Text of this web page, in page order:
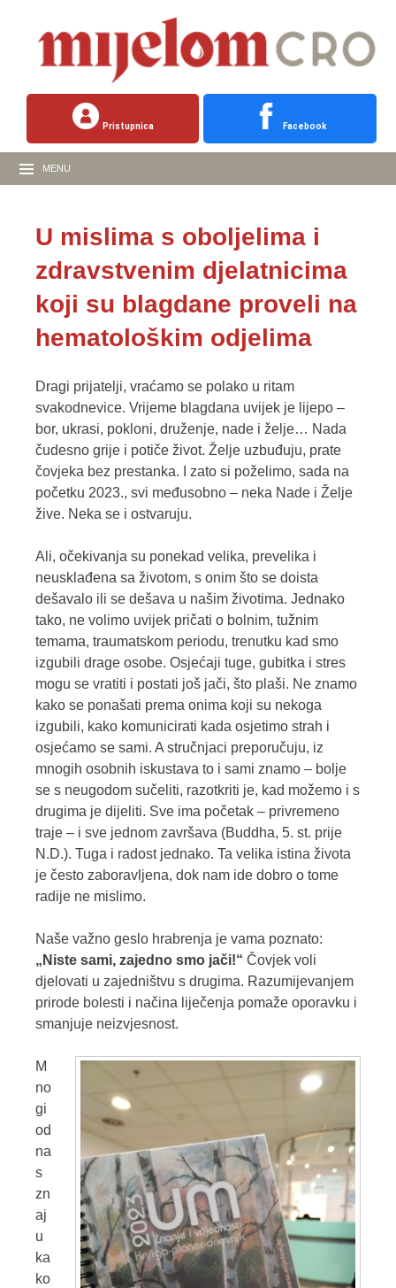
Pristupnica Facebook
MENU
U mislima s oboljelima i
zdravstvenim djelatnicima
koji su blagdane proveli na
hematološkim odjelima
Dragi prijatelji, vraćamo se polako u ritam
svakodnevice. Vrijeme blagdana uvijek je lijepo –
bor, ukrasi, pokloni, druženje, nade i želje… Nada
čudesno grije i potiče život. Želje uzbuđuju, prate
čovjeka bez prestanka. I zato si poželimo, sada na
početku 2023., svi međusobno – neka Nade i Želje
žive. Neka se i ostvaruju.
Ali, očekivanja su ponekad velika, prevelika i
neusklađena sa životom, s onim što se doista
dešavalo ili se dešava u našim životima. Jednako
tako, ne volimo uvijek pričati o bolnim, tužnim
temama, traumatskom periodu, trenutku kad smo
izgubili drage osobe. Osjećaji tuge, gubitka i stres
mogu se vratiti i postati još jači, što plaši. Ne znamo
kako se ponašati prema onima koji su nekoga
izgubili, kako komunicirati kada osjetimo strah i
osjećamo se sami. A stručnjaci preporučuju, iz
mnogih osobnih iskustava to i sami znamo – bolje
se s neugodom sučeliti, razotkriti je, kad možemo i s
drugima je dijeliti. Sve ima početak – privremeno
traje – i sve jednom završava (Buddha, 5. st. prije
N.D.). Tuga i radost jednako. Ta velika istina života
je često zaboravljena, dok nam ide dobro o tome
radije ne mislimo.
Naše važno geslo hrabrenja je vama poznato:
„Niste sami, zajedno smo jači!“ Čovjek voli
djelovati u zajedništvu s drugima. Razumijevanjem
prirode bolesti i načina liječenja pomaže oporavku i
smanjuje neizvjesnost.
M
no
gi
od
na
s
zn
aj
u
ka
ko